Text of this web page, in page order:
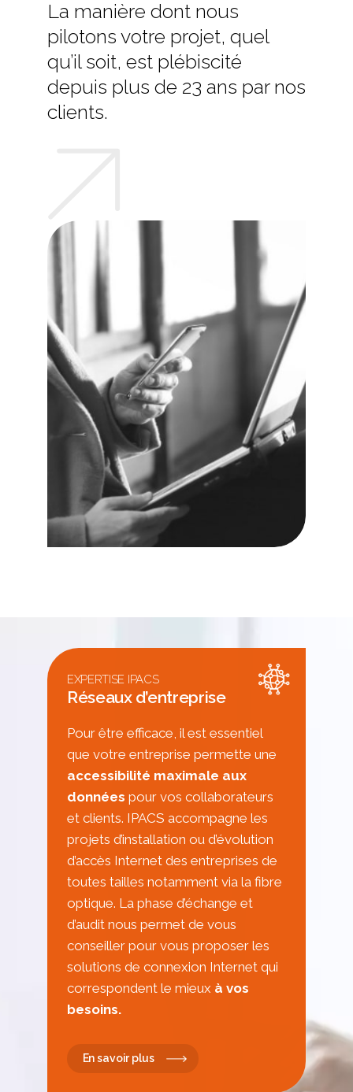
La manière dont nous
pilotons votre projet, quel
qu’il soit, est plébiscité
depuis plus de 23 ans par nos
clients.
EXPERTISE IPACS
Réseaux d’entreprise
Pour être efficace, il est essentiel
que votre entreprise permette une
accessibilité maximale aux
données pour vos collaborateurs
et clients. IPACS accompagne les
projets d’installation ou d’évolution
d’accès Internet des entreprises de
toutes tailles notamment via la fibre
optique. La phase d’échange et
d’audit nous permet de vous
conseiller pour vous proposer les
solutions de connexion Internet qui
correspondent le mieux à vos
besoins.
En savoir plus